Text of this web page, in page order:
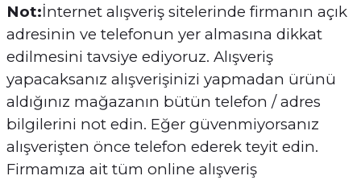
Not:İnternet alışveriş sitelerinde firmanın açık
adresinin ve telefonun yer almasına dikkat
edilmesini tavsiye ediyoruz. Alışveriş
yapacaksanız alışverişinizi yapmadan ürünü
aldığınız mağazanın bütün telefon / adres
bilgilerini not edin. Eğer güvenmiyorsanız
alışverişten önce telefon ederek teyit edin.
Firmamıza ait tüm online alışveriş